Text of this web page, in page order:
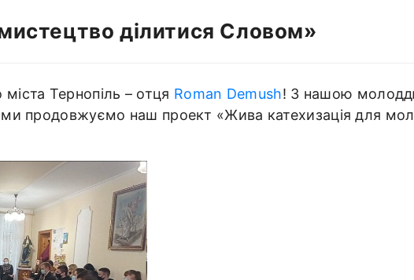
ділитися Словом»
Тернопіль – отця Roman Demush! З нашою
ми продовжуємо наш проект «Жива катехизація для